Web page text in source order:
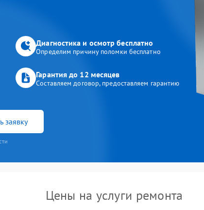
Диагностика и осмотр бесплатно
Определим причину поломки бесплатно
Гарантия до 12 месяцев
Составляем договор, предоставляем гарантию
заявку
Цены на услуги ремонта